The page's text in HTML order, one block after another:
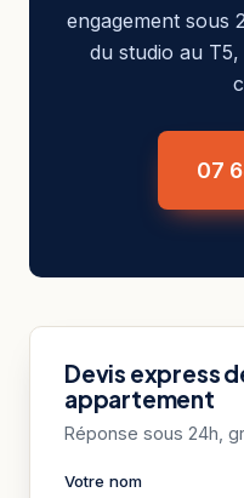
engagement sous
du studio au
07
Devis express
appartement
Réponse sous 24h,
Votre nom